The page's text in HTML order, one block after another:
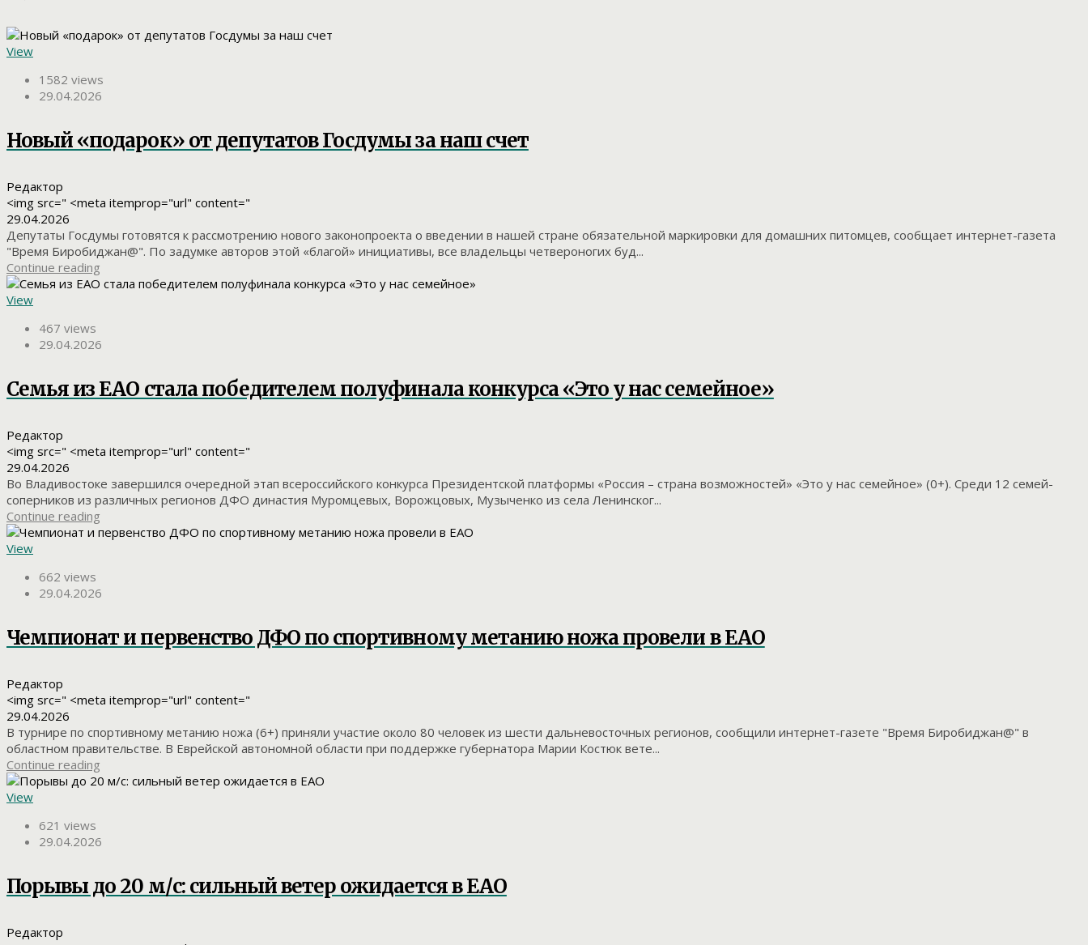
View
1582 views
29.04.2026
Новый «подарок» от депутатов Госдумы за наш счет
Редактор
<img src=" <meta itemprop="url" content="
29.04.2026
Депутаты Госдумы готовятся к рассмотрению нового законопроекта о введении в нашей стране обязательной маркировки для домашних питомцев, сообщает интернет-газета
"Время Биробиджан@". По задумке авторов этой «благой» инициативы, все владельцы четвероногих буд...
Continue reading
View
467 views
29.04.2026
Семья из ЕАО стала победителем полуфинала конкурса «Это у нас семейное»
Редактор
<img src=" <meta itemprop="url" content="
29.04.2026
Во Владивостоке завершился очередной этап всероссийского конкурса Президентской платформы «Россия – страна возможностей» «Это у нас семейное» (0+). Среди 12 семей-
соперников из различных регионов ДФО династия Муромцевых, Ворожцовых, Музыченко из села Ленинског...
Continue reading
View
662 views
29.04.2026
Чемпионат и первенство ДФО по спортивному метанию ножа провели в ЕАО
Редактор
<img src=" <meta itemprop="url" content="
29.04.2026
В турнире по спортивному метанию ножа (6+) приняли участие около 80 человек из шести дальневосточных регионов, сообщили интернет-газете "Время Биробиджан@" в
областном правительстве. В Еврейской автономной области при поддержке губернатора Марии Костюк вете...
Continue reading
View
621 views
29.04.2026
Порывы до 20 м/с: сильный ветер ожидается в ЕАО
Редактор